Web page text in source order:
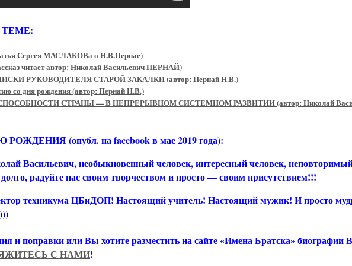
Сергея МАСЛАКОВа о Н.В.Пернае)
читает автор: Николай Васильевич ПЕРНАЙ)
РУКОВОДИТЕЛЯ СТАРОЙ ЗАКАЛКИ (автор: Пернай Н.В.)
со дня рождения (автор: Пернай Н.В.)
СТРАНЫ — В НЕПРЕРЫВНОМ СИСТЕМНОМ РАЗВИТИИ (автор: Николай
(опубл. на facebook в мае 2019 года):
Васильевич, необыкновенный человек, интересный человек,
радуйте нас своим творчеством и просто — своим присутствием!!!
техникума ЦБиДОП! Настоящий учитель! Настоящий мужик! И просто
и поправки или Вы хотите разместить на сайте «Имена Братска» биографии
С НАМИ!